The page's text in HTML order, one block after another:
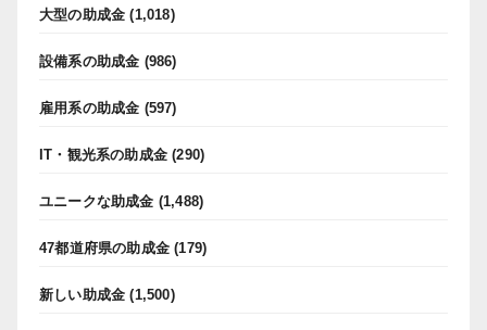
大型の助成金 (1,018)
設備系の助成金 (986)
雇用系の助成金 (597)
IT・観光系の助成金 (290)
ユニークな助成金 (1,488)
47都道府県の助成金 (179)
新しい助成金 (1,500)